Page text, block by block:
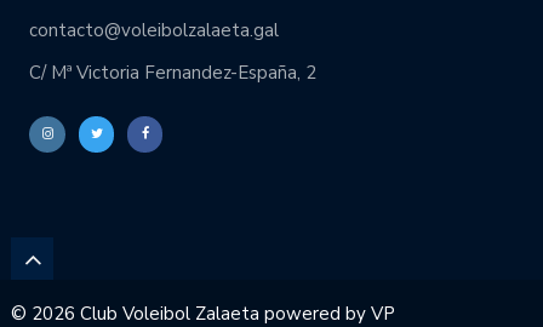
contacto@voleibolzalaeta.gal
C/ Mª Victoria Fernandez-España, 2
© 2026 Club Voleibol Zalaeta powered byVP